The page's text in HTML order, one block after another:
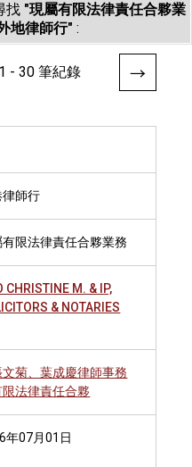
找 "現屬有限法律責任合夥業
地律師行" :
- 30 筆紀錄
律師行
有限法律責任合夥業務
CHRISTINE M. & IP,
& NOTARIES
文菊、葉成慶律師事務
限法律責任合夥
年07月01日